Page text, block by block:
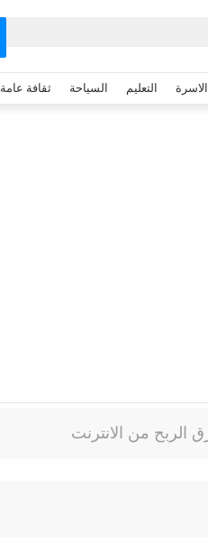
الاسرة التعليم السياحة ثقافة عامة
الربح من الانترنت